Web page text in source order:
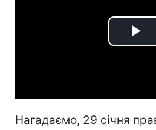
Нагадаємо, 29 січня